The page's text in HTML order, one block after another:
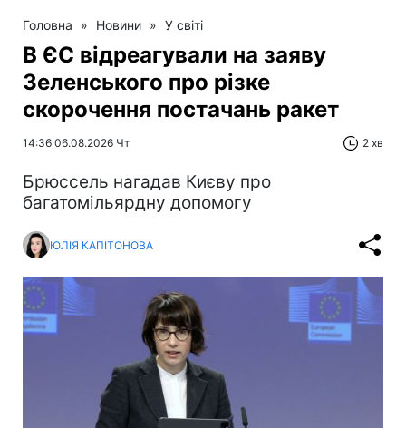
Головна » Новини » У світі
В ЄС відреагували на заяву
Зеленського про різке
скорочення постачань ракет
14:36 06.08.2026 Чт 2 хв
Брюссель нагадав Києву про
багатомільярдну допомогу
ЮЛІЯ КАПІТОНОВА